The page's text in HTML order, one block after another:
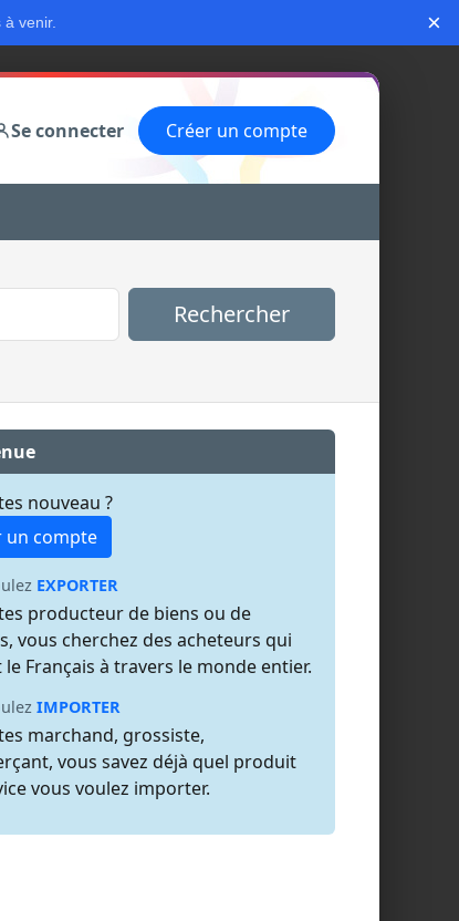
venir. ×
Se connecter Créer un compte
Rechercher
nouveau ?
un compte
EXPORTER
producteur de biens ou de
vous cherchez des acheteurs qui
Français à travers le monde entier.
IMPORTER
marchand, grossiste,
vous savez déjà quel produit
vous voulez importer.